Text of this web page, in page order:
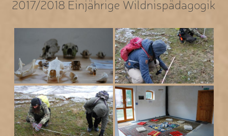
2017/2018 Einjährige Wildnispädagogik